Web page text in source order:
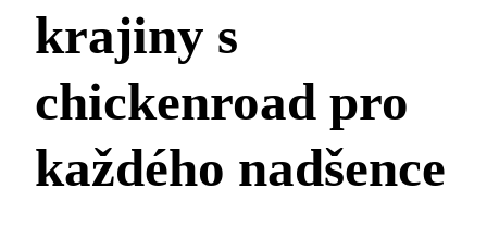
krajiny s
chickenroad pro
každého nadšence